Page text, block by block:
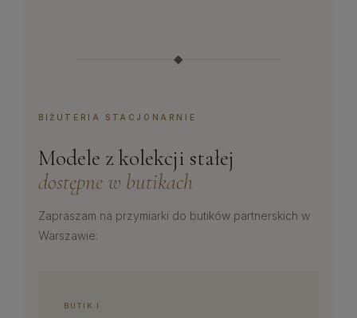
◆
BIŻUTERIA STACJONARNIE
Modele z kolekcji stałej
dostępne w butikach
Zapraszam na przymiarki do butików partnerskich w
Warszawie:
BUTIK I